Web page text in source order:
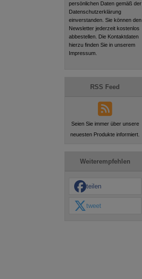
persönlichen Daten gemäß der
Datenschutzerklärung
einverstanden. Sie können den
Newsletter jederzeit kostenlos
abbestellen. Die Kontaktdaten
hierzu finden Sie in unserem
Impressum.
RSS Feed
Seien Sie immer über unsere
neuesten Produkte informiert.
Weiterempfehlen
teilen
tweet